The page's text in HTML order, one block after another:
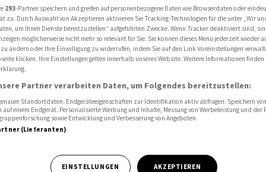
118 Millionen Franken ein
293-Partner speichern und greifen auf personenbezogene Daten wie Browserdaten oder
zu. Durch Auswahl von Akzeptieren aktivieren Sie Tracking-Technologien für die unter „Wir
um Ihnen Dienste bereitzustellen“ aufgeführten Zwecke. Wenn Tracker deaktiviert sind,
möglicherweise nicht mehr so relevant für Sie. Sie können dieses Menü jederzeit wieder
ändern oder Ihre Einwilligung zu widerrufen, indem Sie auf den Link Voreinstellungen
klicken. Ihre Einstellungen gelten innerhalb unseres Website. Weitere Informationen finden
Partner verarbeiten Daten, um Folgendes bereitzustellen:
Standortdaten. Endgeräteeigenschaften zur Identifikation aktiv abfragen. Speichern
einem Endgerät. Personalisierte Werbung und Inhalte, Messung von Werbeleistung und der
sowie Entwicklung und Verbesserung von Angeboten.
(Lieferanten)
EINSTELLUNGEN AKZEPTIEREN